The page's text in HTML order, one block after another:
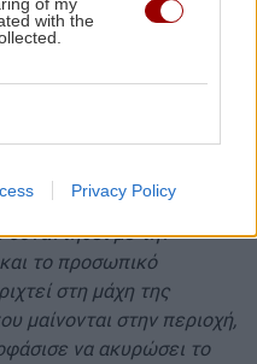
with the
Privacy Policy
ο Τζο Μπάιντεν
ως πρόεδρος των ΗΠΑ
ακύρωσης του ταξιδιού
του Μπάιντεν
από το Λος
με την
το προσωπικό
στη μάχη της
μαίνονται στην περιοχή,
να ακυρώσει το